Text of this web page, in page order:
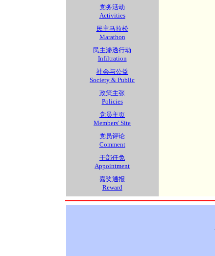
党务活动
Activities
民主马拉松
Marathon
民主渗透行动
Infiltration
社会与公益
Society & Public
政策主张
Policies
党员主页
Members' Site
党员评论
Comment
干部任免
Appointment
嘉奖通报
Reward